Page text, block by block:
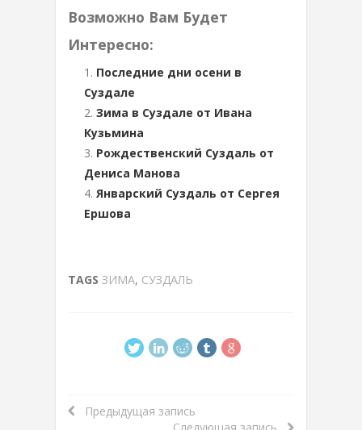
Возможно Вам Будет
Интересно:
Последние дни осени в
Суздале
Зима в Суздале от Ивана
Кузьмина
Рождественский Суздаль от
Дениса Манова
Январский Суздаль от Сергея
Ершова
TAGS ЗИМА, СУЗДАЛЬ
Предыдущая запись